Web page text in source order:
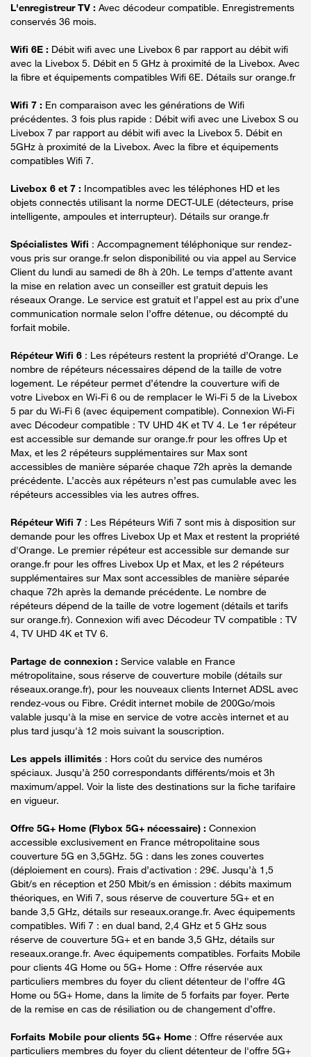
L'enregistreur TV : Avec décodeur compatible. Enregistrements
conservés 36 mois.
Wifi 6E : Débit wifi avec une Livebox 6 par rapport au débit wifi
avec la Livebox 5. Débit en 5 GHz à proximité de la Livebox. Avec
la fibre et équipements compatibles Wifi 6E. Détails sur orange.fr
Wifi 7 : En comparaison avec les générations de Wifi
précédentes. 3 fois plus rapide : Débit wifi avec une Livebox S ou
Livebox 7 par rapport au débit wifi avec la Livebox 5. Débit en
5GHz à proximité de la Livebox. Avec la fibre et équipements
compatibles Wifi 7.
Livebox 6 et 7 : Incompatibles avec les téléphones HD et les
objets connectés utilisant la norme DECT-ULE (détecteurs, prise
intelligente, ampoules et interrupteur). Détails sur orange.fr
Spécialistes Wifi : Accompagnement téléphonique sur rendez-
vous pris sur orange.fr selon disponibilité ou via appel au Service
Client du lundi au samedi de 8h à 20h. Le temps d’attente avant
la mise en relation avec un conseiller est gratuit depuis les
réseaux Orange. Le service est gratuit et l’appel est au prix d’une
communication normale selon l’offre détenue, ou décompté du
forfait mobile.
Répéteur Wifi 6 : Les répéteurs restent la propriété d’Orange. Le
nombre de répéteurs nécessaires dépend de la taille de votre
logement. Le répéteur permet d’étendre la couverture wifi de
votre Livebox en Wi-Fi 6 ou de remplacer le Wi-Fi 5 de la Livebox
5 par du Wi-Fi 6 (avec équipement compatible). Connexion Wi-Fi
avec Décodeur compatible : TV UHD 4K et TV 4. Le 1er répéteur
est accessible sur demande sur orange.fr pour les offres Up et
Max, et les 2 répéteurs supplémentaires sur Max sont
accessibles de manière séparée chaque 72h après la demande
précédente. L’accès aux répéteurs n’est pas cumulable avec les
répéteurs accessibles via les autres offres.
Répéteur Wifi 7 : Les Répéteurs Wifi 7 sont mis à disposition sur
demande pour les offres Livebox Up et Max et restent la propriété
d'Orange. Le premier répéteur est accessible sur demande sur
orange.fr pour les offres Livebox Up et Max, et les 2 répéteurs
supplémentaires sur Max sont accessibles de manière séparée
chaque 72h après la demande précédente. Le nombre de
répéteurs dépend de la taille de votre logement (détails et tarifs
sur orange.fr). Connexion wifi avec Décodeur TV compatible : TV
4, TV UHD 4K et TV 6.
Partage de connexion : Service valable en France
métropolitaine, sous réserve de couverture mobile (détails sur
réseaux.orange.fr), pour les nouveaux clients Internet ADSL avec
rendez-vous ou Fibre. Crédit internet mobile de 200Go/mois
valable jusqu'à la mise en service de votre accès internet et au
plus tard jusqu'à 12 mois suivant la souscription.
Les appels illimités : Hors coût du service des numéros
spéciaux. Jusqu’à 250 correspondants différents/mois et 3h
maximum/appel. Voir la liste des destinations sur la fiche tarifaire
en vigueur.
Offre 5G+ Home (Flybox 5G+ nécessaire) : Connexion
accessible exclusivement en France métropolitaine sous
couverture 5G en 3,5GHz. 5G : dans les zones couvertes
(déploiement en cours). Frais d’activation : 29€. Jusqu’à 1,5
Gbit/s en réception et 250 Mbit/s en émission : débits maximum
théoriques, en Wifi 7, sous réserve de couverture 5G+ et en
bande 3,5 GHz, détails sur reseaux.orange.fr. Avec équipements
compatibles. Wifi 7 : en dual band, 2,4 GHz et 5 GHz sous
réserve de couverture 5G+ et en bande 3,5 GHz, détails sur
reseaux.orange.fr. Avec équipements compatibles. Forfaits Mobile
pour clients 4G Home ou 5G+ Home : Offre réservée aux
particuliers membres du foyer du client détenteur de l'offre 4G
Home ou 5G+ Home, dans la limite de 5 forfaits par foyer. Perte
de la remise en cas de résiliation ou de changement d’offre.
Forfaits Mobile pour clients 5G+ Home : Offre réservée aux
particuliers membres du foyer du client détenteur de l'offre 5G+